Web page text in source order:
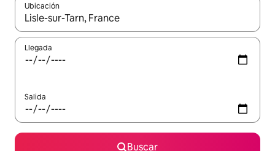
Ubicación
Cuando los resultados estén disponibles, navega con las
Llegada
Salida
Buscar